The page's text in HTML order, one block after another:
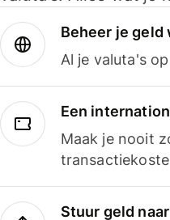
Beheer je
Al je valuta's
Een
Maak je nooit
Stuur geld